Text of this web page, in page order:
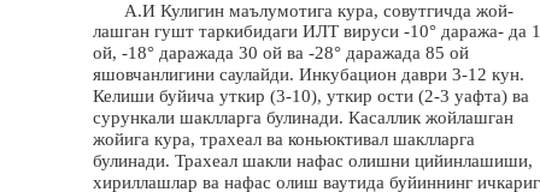
А.И Кулигин маълумотига кура, совутгичда жой-
лашган гушт таркибидаги ИЛТ вируси -10° даража- да
ой, -18° даражада 30 ой ва -28° даражада 85 ой
яшовчанлигини саулайди. Инкубацион даври 3-12 кун.
Келиши буйича уткир (3-10), уткир ости (2-3 уафта) ва
сурункали шаклларга булинади. Касаллик жойлашган
жойига кура, трахеал ва коньюктивал шаклларга
булинади. Трахеал шакли нафас олишни цийинлашиши,
хириллашлар ва нафас олиш ваутида буйиннинг